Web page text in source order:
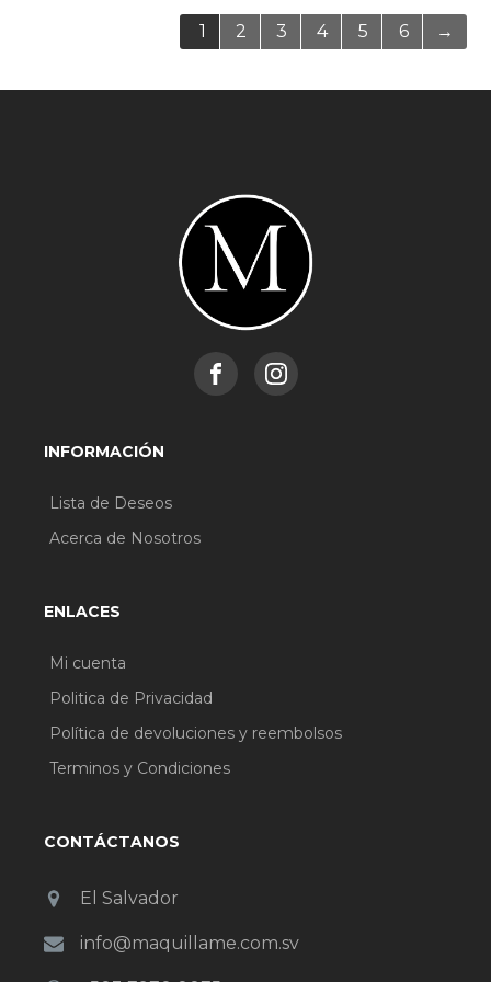
1 2 3 4 5 6 →
INFORMACIÓN
Lista de Deseos
Acerca de Nosotros
ENLACES
Mi cuenta
Politica de Privacidad
Política de devoluciones y reembolsos
Terminos y Condiciones
CONTÁCTANOS
El Salvador
info@maquillame.com.sv